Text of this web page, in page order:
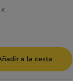
€
a la cesta